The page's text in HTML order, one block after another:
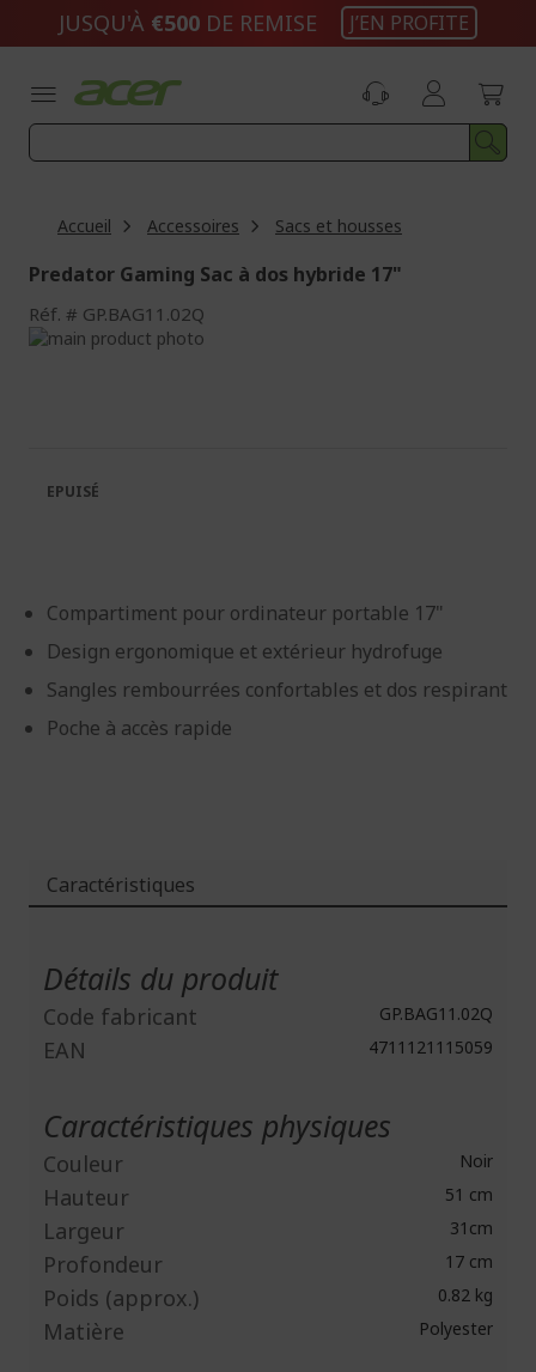
JUSQU'À €500 DE REMISE J’EN PROFITE
Accueil Accessoires Sacs et housses
Predator Gaming Sac à dos hybride 17"
Réf. GP.BAG11.02Q
Passer
galerie
d’images
Galerie
d’images
Compartiment pour ordinateur portable 17"
Design ergonomique et extérieur hydrofuge
Sangles rembourrées confortables et dos respirant
Poche à accès rapide
EPUISÉ
Caractéristiques
Détails du produit
Code fabricant GP.BAG11.02Q
EAN 4711121115059
Caractéristiques physiques
Couleur Noir
Hauteur 51 cm
Largeur 31cm
Profondeur 17 cm
Poids (approx.) 0.82 kg
Matière Polyester